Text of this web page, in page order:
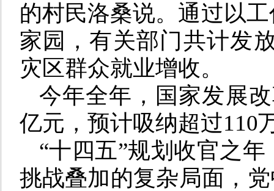
的村民洛桑说。通过以
家园，有关部门共计发
灾区群众就业增收。
今年全年，国家发展
亿元，预计吸纳超过110
“十四五”规划收官之
挑战叠加的复杂局面，